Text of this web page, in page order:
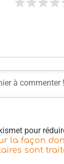
pour
la façon
sont